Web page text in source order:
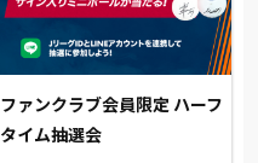
ファンクラブ会員限定 ハーフ
タイム抽選会